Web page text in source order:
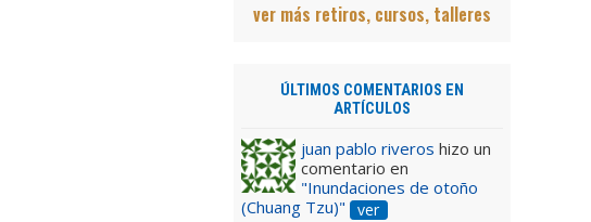
ver más retiros, cursos, talleres
ÚLTIMOS COMENTARIOS EN
ARTÍCULOS
juan pablo riveros hizo un
comentario en
"Inundaciones de otoño
(Chuang Tzu)"
ver